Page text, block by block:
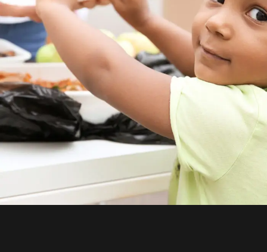
Charity Activity in Atlanta
Charity